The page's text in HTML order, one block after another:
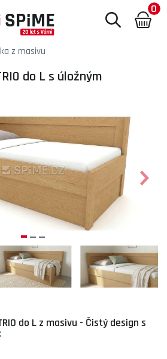
0
z masivu
do L s úložným
do L z masivu - Čistý design s